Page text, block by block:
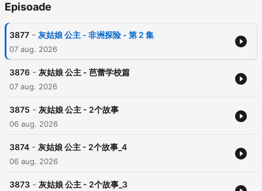
Episoade
3877 - 灰姑娘 公主 - 非洲探险 - 第 2 集
07 aug. 2026
3876 - 灰姑娘 公主 - 芭蕾学校篇
07 aug. 2026
3875 - 灰姑娘 公主 - 2个故事
06 aug. 2026
3874 - 灰姑娘 公主 - 2个故事_4
06 aug. 2026
3873 - 灰姑娘 公主 - 2个故事_3